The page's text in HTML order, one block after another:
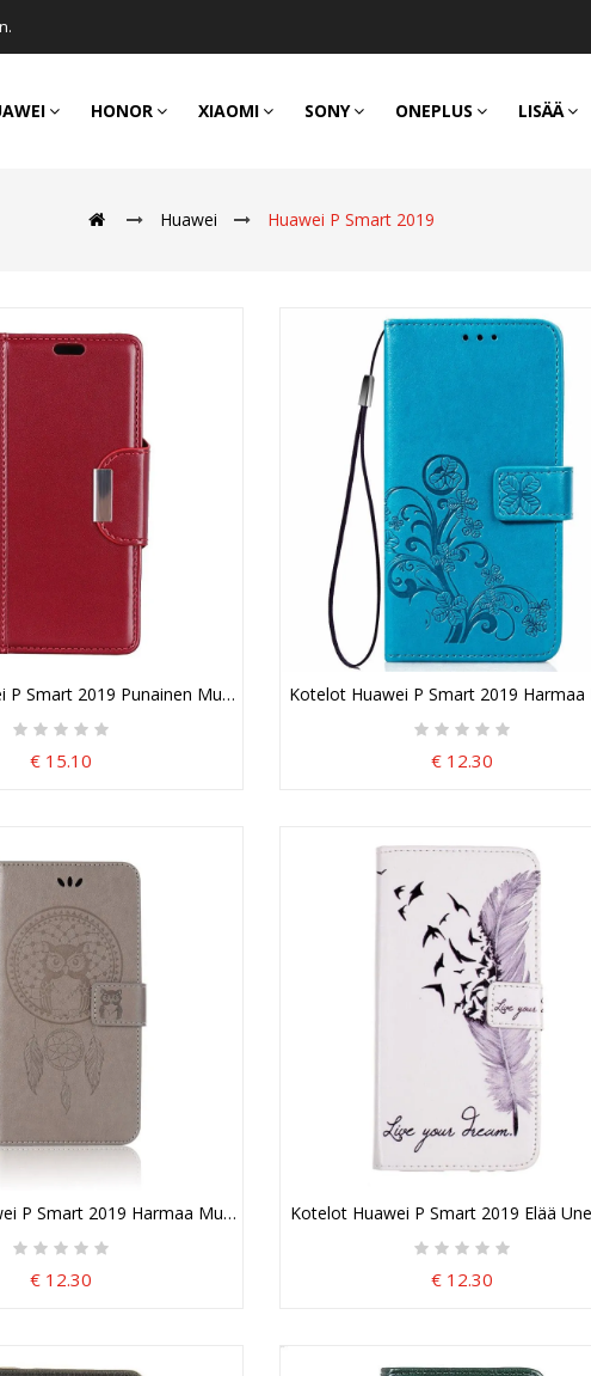
HONOR XIAOMI SONY ONEPLUS LISÄÄ
Huawei Huawei P Smart 2019
Silikoni
P Smart 2019 Punainen Musta Tekonahkainen Tyylikkyys Suojakuori
€ 15.10
Kotelot Huawei P Smart 2019
€ 12.30
P Smart 2019 Harmaa Musta Nahkainen Pöllö Unen Sieppari
€ 12.30
Kotelot Huawei P Smart 2019 Elää
€ 12.30